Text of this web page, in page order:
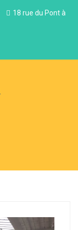
18 rue du Pont à